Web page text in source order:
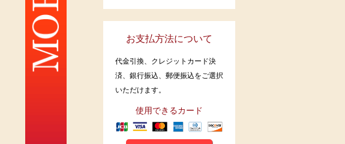
お支払方法について
代金引換、クレジットカード決
済、銀行振込、郵便振込をご選択
いただけます。
使用できるカード